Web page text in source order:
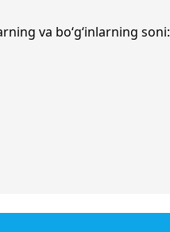
va bo‘g‘inlarning soni: